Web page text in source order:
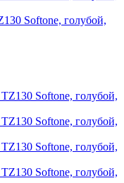
Softone, голубой,